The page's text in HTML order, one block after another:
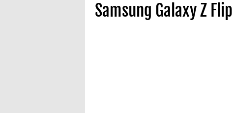
Samsung Galaxy Z